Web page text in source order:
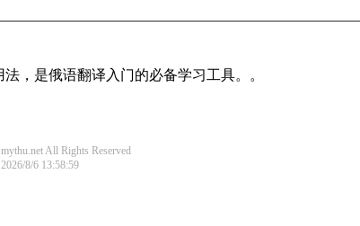
，是俄语翻译入门的必备学习工具。。
All Rights Reserved
8/6 13:58:59